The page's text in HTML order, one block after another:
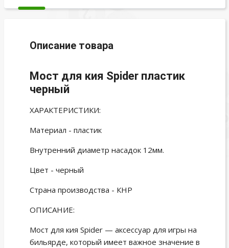
Описание товара
Мост для кия Spider пластик
черный
ХАРАКТЕРИСТИКИ:
Материал - пластик
Внутренний диаметр насадок 12мм.
Цвет - черный
Страна производства - КНР
ОПИСАНИЕ:
Мост для кия Spider — аксессуар для игры на
бильярде, который имеет важное значение в